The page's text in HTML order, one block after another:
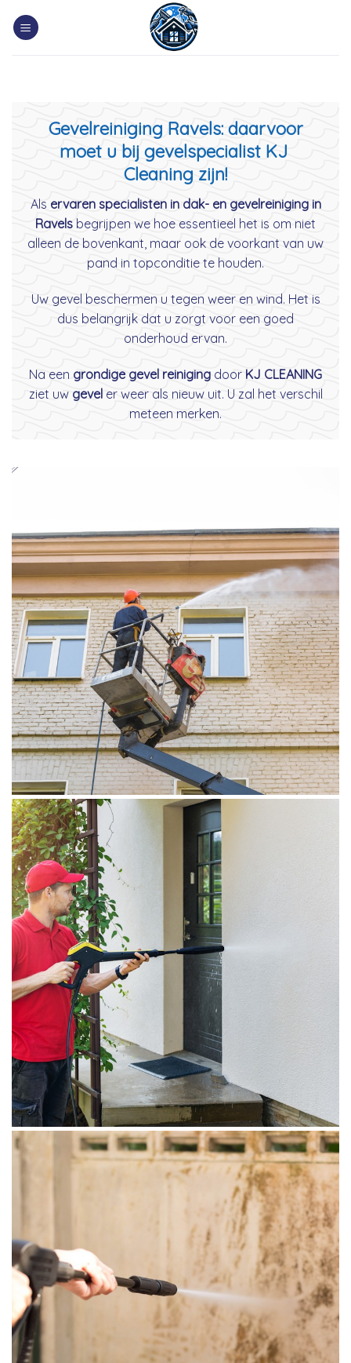
Gevelreiniging Ravels: daarvoor
moet u bij gevelspecialist KJ
Cleaning zijn!
Als ervaren specialisten in dak- en gevelreiniging in
Ravels begrijpen we hoe essentieel het is om niet
alleen de bovenkant, maar ook de voorkant van uw
pand in topconditie te houden.
Uw gevel beschermen u tegen weer en wind. Het is
dus belangrijk dat u zorgt voor een goed
onderhoud ervan.
Na een grondige gevel reiniging door KJ CLEANING
ziet uw geveler weer als nieuw uit. U zal het verschil
meteen merken.